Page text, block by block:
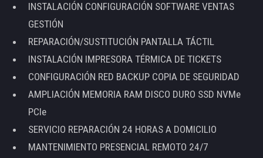
INSTALACIÓN CONFIGURACIÓN SOFTWARE VENTAS
GESTIÓN
REPARACIÓN/SUSTITUCIÓN PANTALLA TÁCTIL
INSTALACIÓN IMPRESORA TÉRMICA DE TICKETS
CONFIGURACIÓN RED BACKUP COPIA DE SEGURIDAD
AMPLIACIÓN MEMORIA RAM DISCO DURO SSD NVMe
PCIe
SERVICIO REPARACIÓN 24 HORAS A DOMICILIO
MANTENIMIENTO PRESENCIAL REMOTO 24/7